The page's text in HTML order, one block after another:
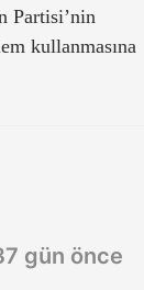
Partisi’nin
kullanmasına
gün önce